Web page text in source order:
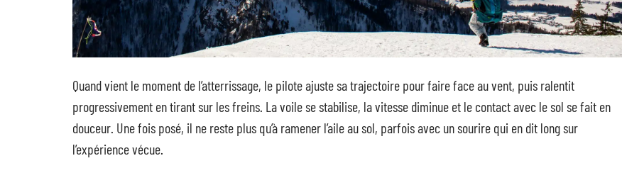
Quand vient le moment de l’atterrissage, le pilote ajuste sa trajectoire pour faire face au vent, puis ralentit
progressivement en tirant sur les freins. La voile se stabilise, la vitesse diminue et le contact avec le sol se fait en
douceur. Une fois posé, il ne reste plus qu’à ramener l’aile au sol, parfois avec un sourire qui en dit long sur
l’expérience vécue.